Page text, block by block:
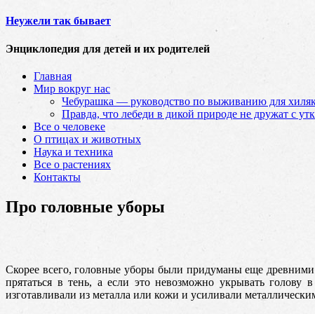
Неужели так бывает
Энциклопедия для детей и их родителей
Главная
Мир вокруг нас
Чебурашка — руководство по выживанию для
Правда, что лебеди в дикой природе не дружат с
Все о человеке
О птицах и животных
Наука и техника
Все о растениях
Контакты
Про головные уборы
Скорее всего, головные уборы были придуманы еще
прятаться в тень, а если это невозможно укрывать
изготавливали из металла или кожи и усиливали